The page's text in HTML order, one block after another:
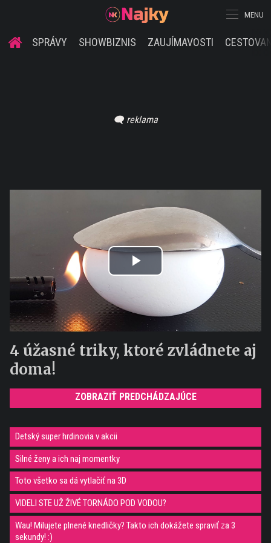
MENU
SPRÁVY SHOWBIZNIS ZAUJÍMAVOSTI
Play
Video
4 úžasné triky, ktoré zvládnete aj
doma!
ZOBRAZIŤ PREDCHÁDZAJÚCE
Detský super hrdinovia v akcii
Silné ženy a ich naj momentky
Toto všetko sa dá vytlačiť na 3D
VIDELI STE UŽ ŽIVÉ TORNÁDO POD VODOU?
Wau! Milujete plnené knedličky? Takto ich dokážete spraviť za 3
sekundy! :)